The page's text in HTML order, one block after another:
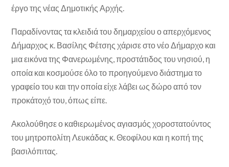
έργο της νέας Δημοτικής Αρχής.
Παραδίνοντας τα κλειδιά του δημαρχείου ο απερχόμενος
Δήμαρχος κ. Βασίλης Φέτσης χάρισε στο νέο Δήμαρχο και
μια εικόνα της Φανερωμένης, προστάτιδος του νησιού, η
οποία και κοσμούσε όλο το προηγούμενο διάστημα το
γραφείο του και την οποία είχε λάβει ως δώρο από τον
προκάτοχό του, όπως είπε.
Ακολούθησε ο καθιερωμένος αγιασμός χοροστατούντος
του μητροπολίτη Λευκάδας κ. Θεοφίλου και η κοπή της
βασιλόπιτας.